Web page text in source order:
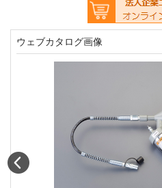
ウェブカタログ画像